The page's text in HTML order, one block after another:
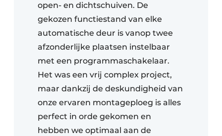
open- en dichtschuiven. De
gekozen functiestand van elke
automatische deur is vanop twee
afzonderlijke plaatsen instelbaar
met een programmaschakelaar.
Het was een vrij complex project,
maar dankzij de deskundigheid van
onze ervaren montageploeg is alles
perfect in orde gekomen en
hebben we optimaal aan de